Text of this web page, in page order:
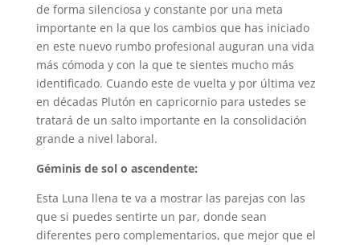
de forma silenciosa y constante por una meta
importante en la que los cambios que has iniciado
en este nuevo rumbo profesional auguran una vida
más cómoda y con la que te sientes mucho más
identificado. Cuando este de vuelta y por última vez
en décadas Plutón en capricornio para ustedes se
tratará de un salto importante en la consolidación
grande a nivel laboral.
Géminis de sol o ascendente:
Esta Luna llena te va a mostrar las parejas con las
que si puedes sentirte un par, donde sean
diferentes pero complementarios, que mejor que el